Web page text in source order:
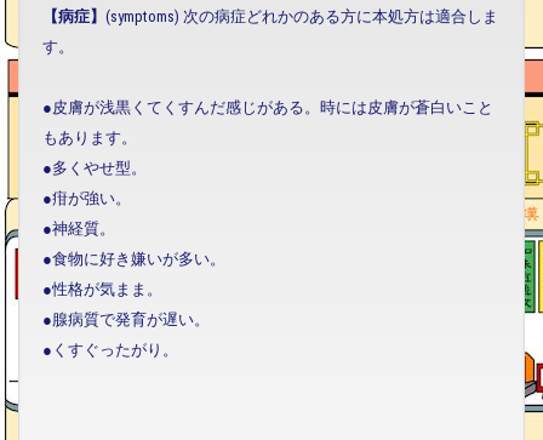
【病症】 (symptoms) 次の病症どれかのある方に本処方は適合しま
す。
●皮膚が浅黒くてくすんだ感じがある。時には皮膚が蒼白いこと
もあります。
●多くやせ型。
●疳が強い。
●神経質。
●食物に好き嫌いが多い。
●性格が気まま。
●腺病質で発育が遅い。
●くすぐったがり。